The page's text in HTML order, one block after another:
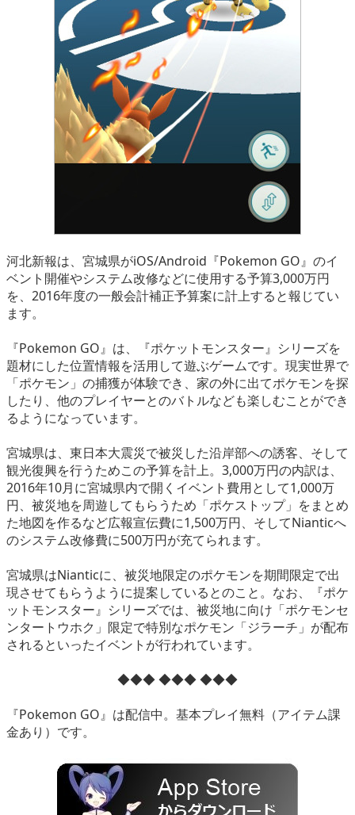
河北新報は、宮城県がiOS/Android『Pokemon GO』のイ
ベント開催やシステム改修などに使用する予算3,000万円
を、2016年度の一般会計補正予算案に計上すると報じてい
ます。
『Pokemon GO』は、『ポケットモンスター』シリーズを
題材にした位置情報を活用して遊ぶゲームです。現実世界で
「ポケモン」の捕獲が体験でき、家の外に出てポケモンを探
したり、他のプレイヤーとのバトルなども楽しむことができ
るようになっています。
宮城県は、東日本大震災で被災した沿岸部への誘客、そして
観光復興を行うためこの予算を計上。3,000万円の内訳は、
2016年10月に宮城県内で開くイベント費用として1,000万
円、被災地を周遊してもらうため「ポケストップ」をまとめ
た地図を作るなど広報宣伝費に1,500万円、そしてNianticへ
のシステム改修費に500万円が充てられます。
宮城県はNianticに、被災地限定のポケモンを期間限定で出
現させてもらうように提案しているとのこと。なお、『ポケ
ットモンスター』シリーズでは、被災地に向け「ポケモンセ
ンタートウホク」限定で特別なポケモン「ジラーチ」が配布
されるといったイベントが行われています。
◆◆◆ ◆◆◆ ◆◆◆
『Pokemon GO』は配信中。基本プレイ無料（アイテム課
金あり）です。